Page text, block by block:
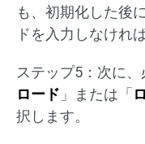
も、初期化した後
ドを入力しなけれ
ステップ5：次に、
ロード 」または「
択します。